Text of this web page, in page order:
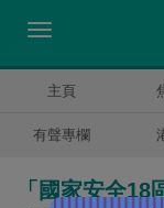
主頁
有聲專欄
「國家安全